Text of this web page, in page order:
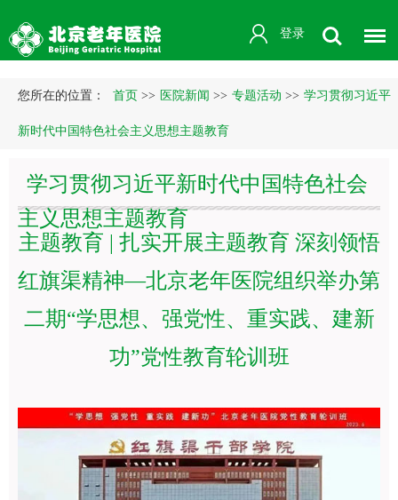
登录
您所在的位置： 首页 >> 医院新闻 >> 专题活动 >> 学习贯彻习近平
新时代中国特色社会主义思想主题教育
学习贯彻习近平新时代中国特色社会
主义思想主题教育
主题教育 | 扎实开展主题教育 深刻领悟
红旗渠精神—北京老年医院组织举办第
二期“学思想、强党性、重实践、建新
功”党性教育轮训班